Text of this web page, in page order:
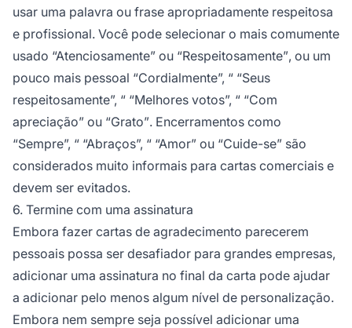
usar uma palavra ou frase apropriadamente respeitosa
e profissional. Você pode selecionar o mais comumente
usado “Atenciosamente” ou “Respeitosamente”, ou um
pouco mais pessoal “Cordialmente”, “ “Seus
respeitosamente”, “ “Melhores votos”, “ “Com
apreciação” ou “Grato”. Encerramentos como
“Sempre”, “ “Abraços”, “ “Amor” ou “Cuide-se” são
considerados muito informais para cartas comerciais e
devem ser evitados.
6. Termine com uma assinatura
Embora fazer cartas de agradecimento parecerem
pessoais possa ser desafiador para grandes empresas,
adicionar uma assinatura no final da carta pode ajudar
a adicionar pelo menos algum nível de personalização.
Embora nem sempre seja possível adicionar uma